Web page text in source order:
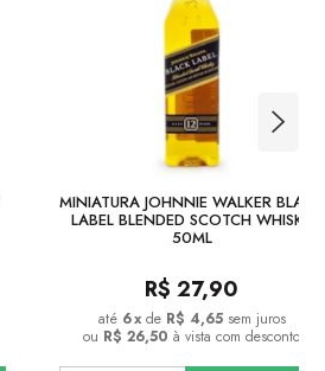
MINIATURA JOHNNIE WALKER BLACK
LABEL BLENDED SCOTCH WHISKY
50ML
R$ 27,90
6x de R$ 4,65 sem juros
ou R$ 26,50à vista com desconto